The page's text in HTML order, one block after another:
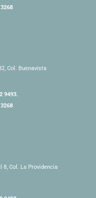
Col. Buenavista
9493.
8, Col. La Providencia